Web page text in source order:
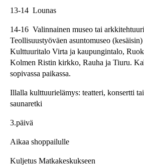
13-14 Lounas
14-16 Valinnainen museo tai
Teollisuustyöväen asuntomuseo
Kulttuuritalo Virta ja kaupungintalo,
Kolmen Ristin kirkko, Rauha ja Tiuru.
sopivassa paikassa.
Illalla kulttuurielämys: teatteri, konsertti
saunaretki
3.päivä
Aikaa shoppailulle
Kuljetus Matkakeskukseen